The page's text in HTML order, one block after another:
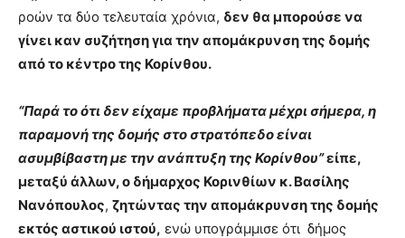
ροών τα δύο τελευταία χρόνια, δεν θα μπορούσε να
γίνει καν συζήτηση για την απομάκρυνση της δομής
από το κέντρο της Κορίνθου.
“Παρά το ότι δεν είχαμε προβλήματα μέχρι σήμερα, η
παραμονή της δομής στο στρατόπεδο είναι
ασυμβίβαστη με την ανάπτυξη της Κορίνθου”είπε,
μεταξύ άλλων, ο δήμαρχος Κορινθίων κ. Βασίλης
Νανόπουλος, ζητώντας την απομάκρυνση της δομής
εκτός αστικού ιστού, ενώ υπογράμμισε ότι δήμος